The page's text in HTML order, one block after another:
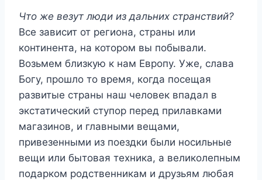
Что же везут люди из дальних странствий?
Все зависит от региона, страны или
континента, на котором вы побывали.
Возьмем близкую к нам Европу. Уже, слава
Богу, прошло то время, когда посещая
развитые страны наш человек впадал в
экстатический ступор перед прилавками
магазинов, и главными вещами,
привезенными из поездки были носильные
вещи или бытовая техника, а великолепным
подарком родственникам и друзьям любая